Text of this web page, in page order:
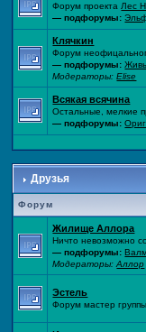
Форум проекта Лес
— подфорумы:
Клячкин
Форум
— подфорумы:
Модераторы:Elise
Всякая всячина
Остальные, мелкие
— подфорумы:
Друзья
Форум
Жилище Аллора
Ничто невозможно
— подфорумы:
Модераторы:Аллор
Эстель
Форум мастер